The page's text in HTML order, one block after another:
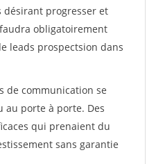
progresser et
obligatoirement
leads prospectsion dans
de communication se
au porte à porte. Des
qui prenaient du
sans garantie